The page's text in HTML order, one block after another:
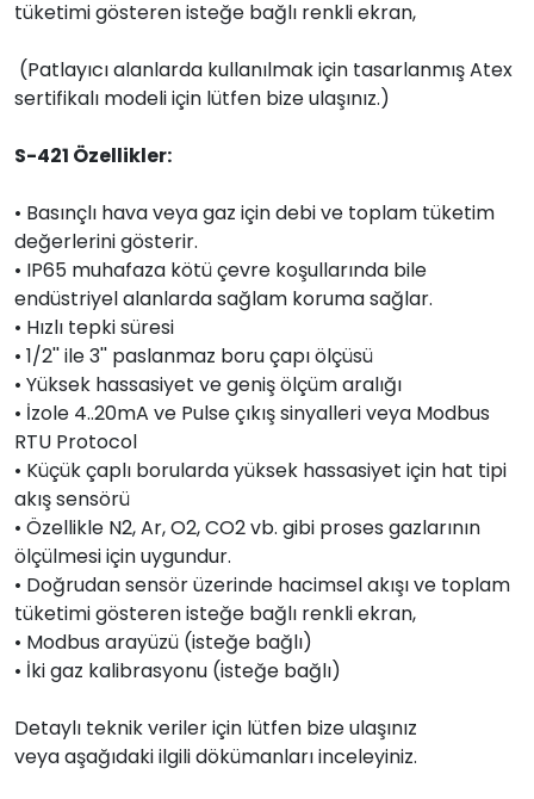
tüketimi gösteren isteğe bağlı renkli ekran,
(Patlayıcı alanlarda kullanılmak için tasarlanmış Atex
sertifikalı modeli için lütfen bize ulaşınız.)
S-421 Özellikler:
• Basınçlı hava veya gaz için debi ve toplam tüketim
değerlerini gösterir.
• IP65 muhafaza kötü çevre koşullarında bile
endüstriyel alanlarda sağlam koruma sağlar.
• Hızlı tepki süresi
• 1/2'' ile 3'' paslanmaz boru çapı ölçüsü
• Yüksek hassasiyet ve geniş ölçüm aralığı
• İzole 4..20mA ve Pulse çıkış sinyalleri veya Modbus
RTU Protocol
• Küçük çaplı borularda yüksek hassasiyet için hat tipi
akış sensörü
• Özellikle N2, Ar, O2, CO2 vb. gibi proses gazlarının
ölçülmesi için uygundur.
• Doğrudan sensör üzerinde hacimsel akışı ve toplam
tüketimi gösteren isteğe bağlı renkli ekran,
• Modbus arayüzü (isteğe bağlı)
• İki gaz kalibrasyonu (isteğe bağlı)
Detaylı teknik veriler için lütfen bize ulaşınız
veya aşağıdaki ilgili dökümanları inceleyiniz.